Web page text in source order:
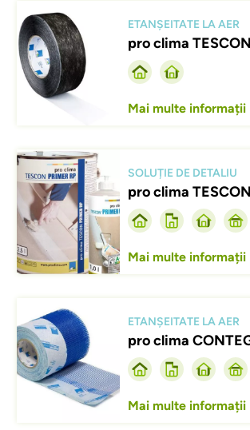
Afbeelding
ETANȘEITATE LA AER
pro clima
Mai multe informații
Afbeelding
SOLUȚIE DE DETALIU
pro clima
Mai multe informații
Afbeelding
ETANȘEITATE LA AER
pro clima
Mai multe informații